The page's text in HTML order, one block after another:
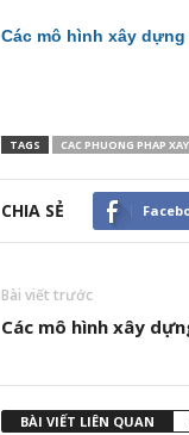
Các mô hình xây
TAGS CAC PHUONG PHAP
CHIA SẺ
Bài viết trước
Các mô hình xây
BÀI VIẾT LIÊN QUAN